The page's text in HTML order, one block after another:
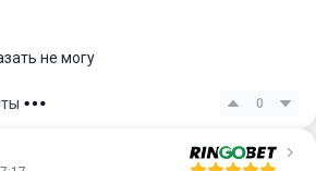
не могу
0